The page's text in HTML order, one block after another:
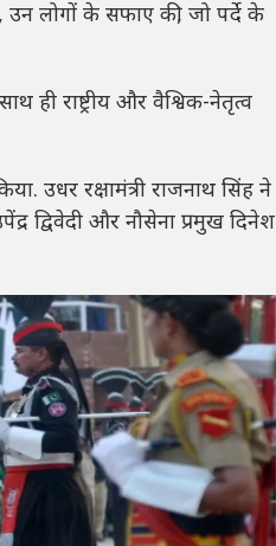
लोगों के सफाए की, जो पर्दे के
ही राष्ट्रीय और वैश्विक-नेतृत्व
उधर रक्षामंत्री राजनाथ सिंह ने
द्विवेदी और नौसेना प्रमुख दिनेश